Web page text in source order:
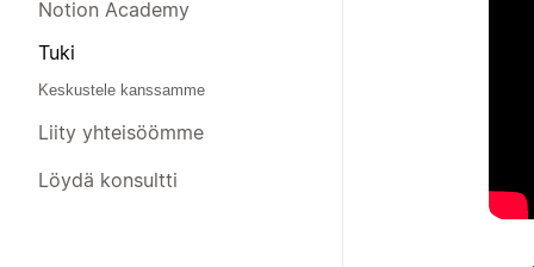
Notion Academy
Tuki
Keskustele kanssamme
Liity yhteisöömme
Löydä konsultti